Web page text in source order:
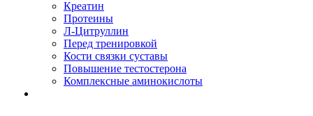
Креатин
Протеины
Л-Цитруллин
Перед тренировкой
Кости связки суставы
Повышение тестостерона
Комплексные аминокислоты